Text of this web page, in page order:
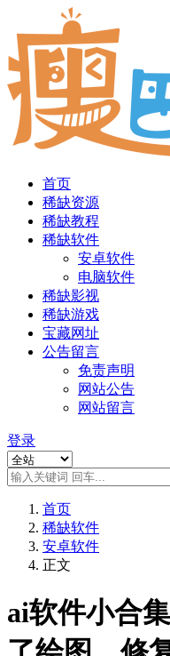
首页
稀缺资源
稀缺教程
稀缺软件
安卓软件
电脑软件
稀缺影视
稀缺游戏
宝藏网址
公告留言
免责声明
网站公告
网站留言
登录
首页
稀缺软件
安卓软件
正文
ai软件小合